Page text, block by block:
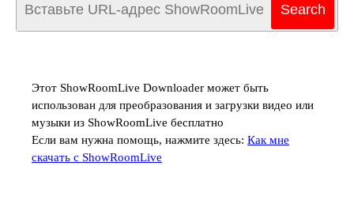
Этот ShowRoomLive Downloader может быть
использован для преобразования и загрузки видео или
музыки из ShowRoomLive бесплатно
Если вам нужна помощь, нажмите здесь: Как мне
скачать с ShowRoomLive